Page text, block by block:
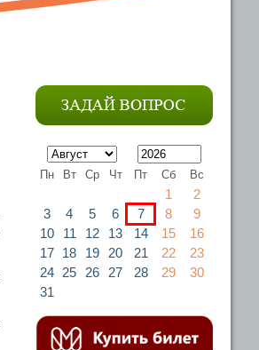
Пн Вт Ср Чт Пт Сб Вс
1
2
3
4 5 6 7 8
9
10
11 12 13 14 15
16
17 18 19 20 21 22
23
24 25 26 27 28 29
30
31